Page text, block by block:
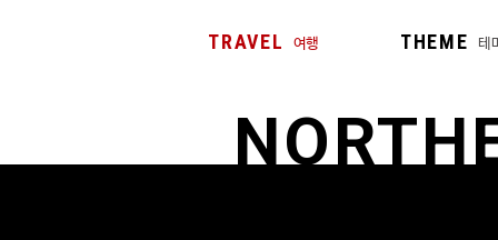
TRAVEL 여행 THEME 테